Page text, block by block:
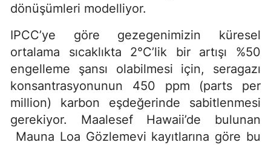
dönüşümleri modelliyor.
IPCC’ye göre gezegenimizin küresel
ortalama sıcaklıkta 2°C’lik bir artışı %50
engelleme şansı olabilmesi için, seragazı
konsantrasyonunun 450 ppm (parts per
million) karbon eşdeğerinde sabitlenmesi
gerekiyor. Maalesef Hawaii’de bulunan
Mauna Loa Gözlemevi kayıtlarına göre bu